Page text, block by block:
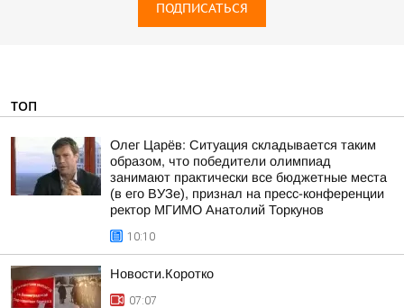
ПОДПИСАТЬСЯ
ТОП
Олег Царёв: Ситуация складывается таким
образом, что победители олимпиад
занимают практически все бюджетные места
(в его ВУЗе), признал на пресс-конференции
ректор МГИМО Анатолий Торкунов
10:10
Новости.Коротко
07:07